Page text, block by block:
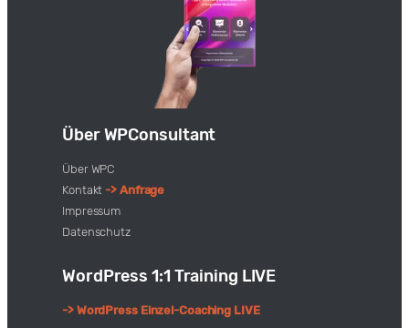
Über WPConsultant
Über WPC
Kontakt-> Anfrage
Impressum
Datenschutz
WordPress 1:1 Training LIVE
-> WordPress Einzel-Coaching LIVE